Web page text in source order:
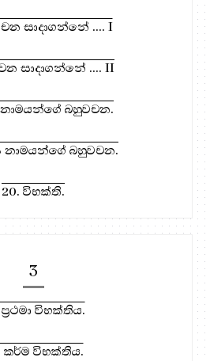
සාදාගන්නේ .... I
සාදාගන්නේ .... II
නාමයන්ගේ බහුවචන.
නාමයන්ගේ බහුවචන.
20. විභක්ති.
3
ප්‍රථමා විභක්තිය.
කර්ම විභක්තිය.